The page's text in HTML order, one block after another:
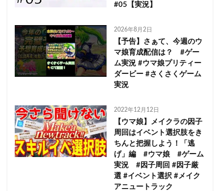
#05【実況】
2026年8月2日
【予告】さぁて、今週のウ
マ娘育成配信は？ #ゲー
ム実況 #ウマ娘プリティー
ダービー #さくさくゲーム
実況
2022年12月12日
【ウマ娘】メイクラの因子
周回はイベント選択肢をき
ちんと把握しよう！「逃
げ」編 #ウマ娘 #ゲーム
実況 #因子周回 #因子厳
選 #イベント選択 #メイク
アニュートラック